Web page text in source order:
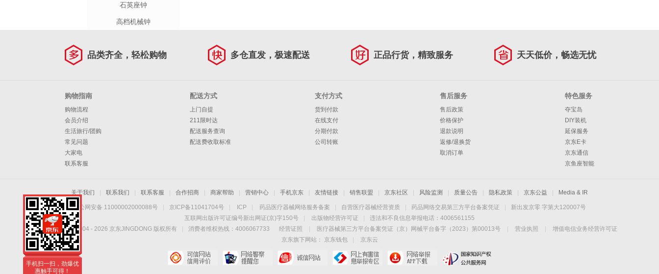
石英座钟
高档机械钟
品类齐全，轻松购物 多仓直发，极速配送 正品行货，精致服务 天天低价，畅选无忧
购物指南
购物流程
会员介绍
生活旅行/团购
常见问题
大家电
联系客服
配送方式
上门自提
211限时达
配送服务查询
配送费收取标准
支付方式
货到付款
在线支付
分期付款
公司转账
售后服务
售后政策
价格保护
退款说明
返修/退换货
取消订单
特色服务
夺宝岛
DIY装机
延保服务
京东E卡
京东通信
京鱼座智能
关于我们 联系我们 联系客服 合作招商 商家帮助 营销中心 手机京东 友情链接 销售联盟 京东社区 风险监测 质量公告 隐私政策 京东公益 Media & IR
京公网安备 11000002000088号 京ICP备11041704号 ICP 药品医疗器械网络服务备案 自营医疗器械经营资质 药品网络交易第三方平台备案凭证
新出发京零 字第大120007号
互联网出版许可证编号新出网证(京)字150号
出版物经营许可证
违法和不良信息举报电话：4006561155
Copyright © 2004 - 2026 京东JINGDONG 版权所有 消费者维权热线：4006067733 经营证照 医疗器械第三方平台备案凭证（京）网械平台备字（2023）第00013号 营业执照
增值电信业务经营许可证
京东旗下网站：
京东钱包
京东云
手机扫一扫，劲爆优
惠触手可得！
手机扫一扫，劲爆优
惠触手可得！